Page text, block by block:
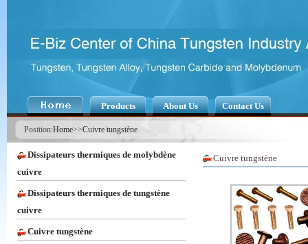
Products About Us Contact Us
Position:Home>>Cuivre tungstène
Dissipateurs thermiques de molybdène
cuivre
Dissipateurs thermiques de tungstène
cuivre
Cuivre tungstène
Cuivre tungstène